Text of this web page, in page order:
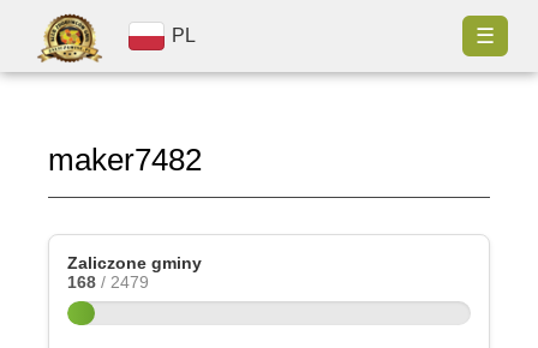
PL ☰
maker7482
Zaliczone gminy
168 / 2479